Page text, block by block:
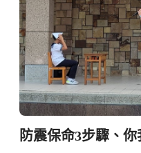
防震保命3步驟、